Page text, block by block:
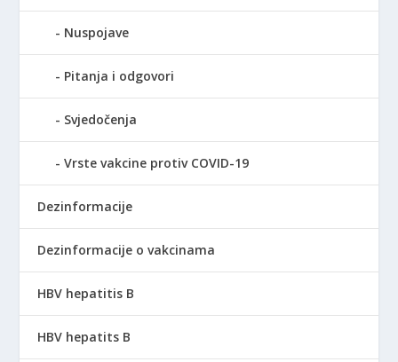
Nuspojave
Pitanja i odgovori
Svjedočenja
Vrste vakcine protiv COVID-19
Dezinformacije
Dezinformacije o vakcinama
HBV hepatitis B
HBV hepatits B